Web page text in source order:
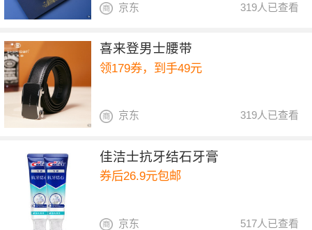
319人已查看
京东
喜来登男士腰带
领179券，到手49元
319人已查看
京东
佳洁士抗牙结石牙膏
券后26.9元包邮
517人已查看
京东